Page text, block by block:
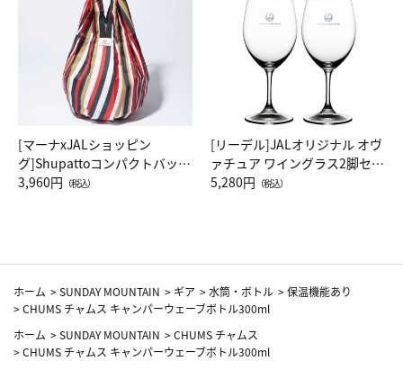
[マーナxJALショッピン
グ]Shupattoコンパクトバッグ
Drop JAL客室乗務員（LC）ス
3,960円 （税込）
[リーデル]JALオリジナル オヴ
ァチュア ワイングラス2脚セッ
ト（レッドワイン）
5,280円 （税込）
ホーム >SUNDAY MOUNTAIN > ギア >水筒・ボトル >保温機能あり
>CHUMS チャムス キャンパーウェーブボトル300ml
ホーム >SUNDAY MOUNTAIN >CHUMS チャムス
>CHUMS チャムス キャンパーウェーブボトル300ml